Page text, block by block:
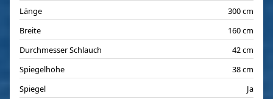
Länge
300 cm
Breite
160 cm
Durchmesser Schlauch
42 cm
Spiegelhöhe
38 cm
Spiegel
Ja